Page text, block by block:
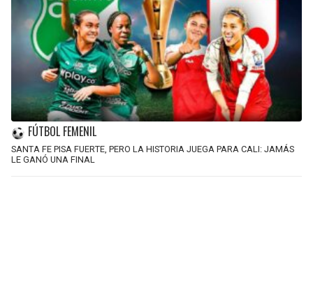
FÚTBOL FEMENIL
SANTA FE PISA FUERTE, PERO LA HISTORIA JUEGA PARA CALI: JAMÁS
LE GANÓ UNA FINAL